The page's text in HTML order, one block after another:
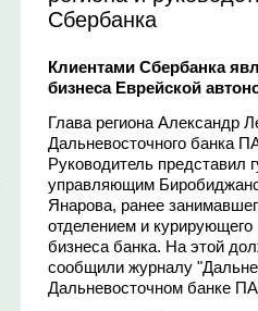
Сбербанка
Клиентами Сбербанка
бизнеса Еврейской
Глава региона Александр
Дальневосточного банка
Руководитель представил
управляющим
Янарова, ранее
отделением и курирующего
бизнеса банка. На этой
сообщили журналу
Дальневосточном банке